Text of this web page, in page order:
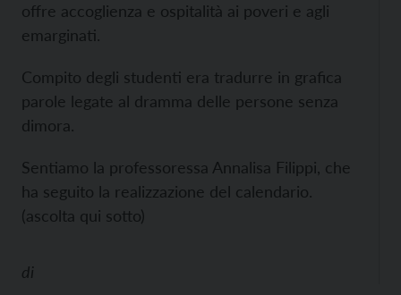
offre accoglienza e ospitalità ai poveri e agli
emarginati.
Compito degli studenti era tradurre in grafica
parole legate al dramma delle persone senza
dimora.
Sentiamo la professoressa Annalisa Filippi, che
ha seguito la realizzazione del calendario.
(ascolta qui sotto)
di